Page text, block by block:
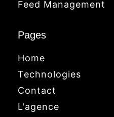
Feed Management
Pages
Home
Technologies
Contact
L'agence